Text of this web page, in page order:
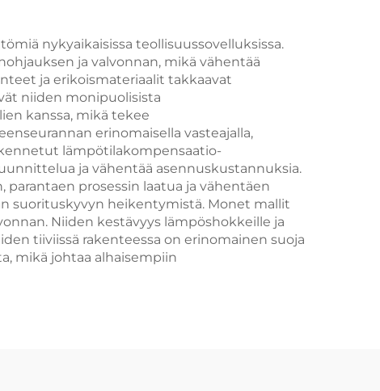
nykyaikaisissa teollisuussovelluksissa.
ja valvonnan, mikä vähentää
ja erikoismateriaalit takkaavat
niiden monipuolisista
kanssa, mikä tekee
erinomaisella vasteajalla,
lämpötilakompensaatio-
ja vähentää asennuskustannuksia.
prosessin laatua ja vähentäen
suorituskyvyn heikentymistä. Monet mallit
Niiden kestävyys lämpöshokkeille ja
tiiviissä rakenteessa on erinomainen suoja
mikä johtaa alhaisempiin